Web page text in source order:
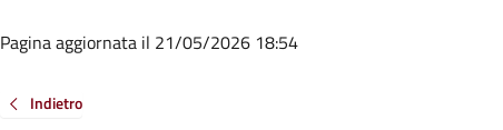
Pagina aggiornata il 21/05/2026 18:54
Indietro